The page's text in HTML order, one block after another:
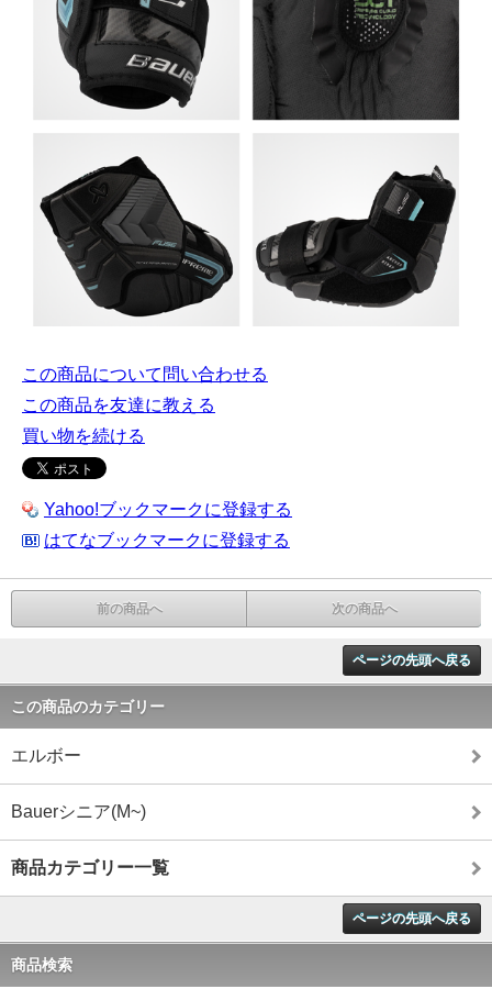
この商品について問い合わせる
この商品を友達に教える
買い物を続ける
Yahoo!ブックマークに登録する
はてなブックマークに登録する
前の商品へ 次の商品へ
ページの先頭へ戻る
この商品のカテゴリー
エルボー
Bauerシニア(M~)
商品カテゴリー一覧
ページの先頭へ戻る
商品検索